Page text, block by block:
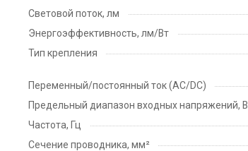
Световой поток, лм
Энергоэффективность, лм/Вт
Тип крепления
Переменный/постоянный ток (AC/DC)
Предельный диапазон входных напряжений, В
Частота, Гц
Сечение проводника, мм²